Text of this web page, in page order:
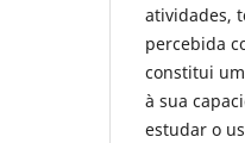
atividades,
percebida
constitui
à sua
estudar o